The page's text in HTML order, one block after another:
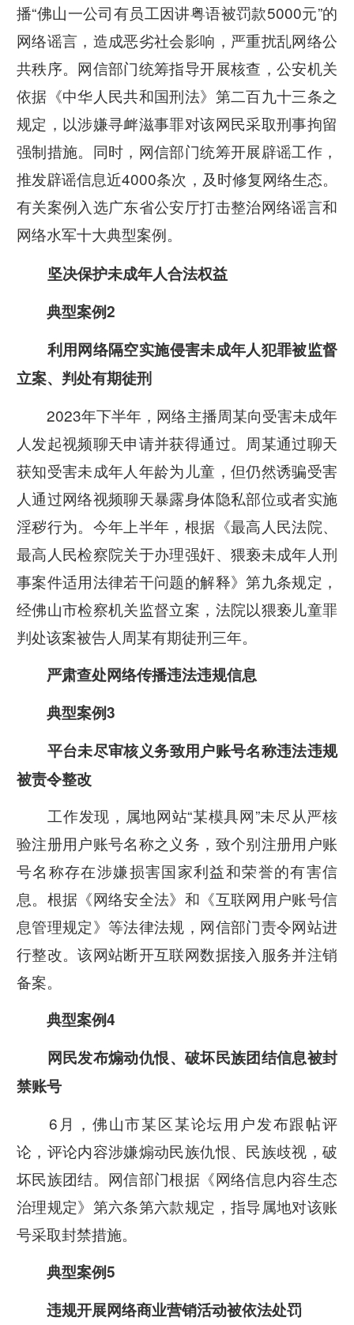
播“佛山一公司有员工因讲粤语被罚款5000元”的
网络谣言，造成恶劣社会影响，严重扰乱网络公
共秩序。网信部门统筹指导开展核查，公安机关
依据《中华人民共和国刑法》第二百九十三条之
规定，以涉嫌寻衅滋事罪对该网民采取刑事拘留
强制措施。同时，网信部门统筹开展辟谣工作，
推发辟谣信息近4000条次，及时修复网络生态。
有关案例入选广东省公安厅打击整治网络谣言和
网络水军十大典型案例。
坚决保护未成年人合法权益
典型案例2
利用网络隔空实施侵害未成年人犯罪被监督
立案、判处有期徒刑
2023年下半年，网络主播周某向受害未成年
人发起视频聊天申请并获得通过。周某通过聊天
获知受害未成年人年龄为儿童，但仍然诱骗受害
人通过网络视频聊天暴露身体隐私部位或者实施
淫秽行为。今年上半年，根据《最高人民法院、
最高人民检察院关于办理强奸、猥亵未成年人刑
事案件适用法律若干问题的解释》第九条规定，
经佛山市检察机关监督立案，法院以猥亵儿童罪
判处该案被告人周某有期徒刑三年。
严肃查处网络传播违法违规信息
典型案例3
平台未尽审核义务致用户账号名称违法违规
被责令整改
工作发现，属地网站“某模具网”未尽从严核
验注册用户账号名称之义务，致个别注册用户账
号名称存在涉嫌损害国家利益和荣誉的有害信
息。根据《网络安全法》和《互联网用户账号信
息管理规定》等法律法规，网信部门责令网站进
行整改。该网站断开互联网数据接入服务并注销
备案。
典型案例4
网民发布煽动仇恨、破坏民族团结信息被封
禁账号
6月，佛山市某区某论坛用户发布跟帖评
论，评论内容涉嫌煽动民族仇恨、民族歧视，破
坏民族团结。网信部门根据《网络信息内容生态
治理规定》第六条第六款规定，指导属地对该账
号采取封禁措施。
典型案例5
违规开展网络商业营销活动被依法处罚